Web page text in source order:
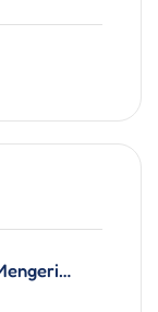
Pet Drying Box untuk Mengeringkan Hewan Anjing Kucing Only Pets Portable